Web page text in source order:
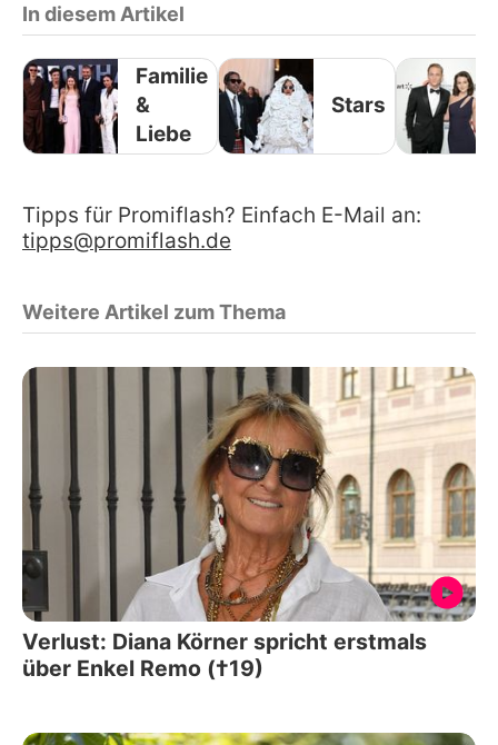
In diesem Artikel
Familie
&
Liebe
Stars
Tipps für Promiflash? Einfach E-Mail an:
tipps@promiflash.de
Weitere Artikel zum Thema
Verlust: Diana Körner spricht erstmals
über Enkel Remo (†19)